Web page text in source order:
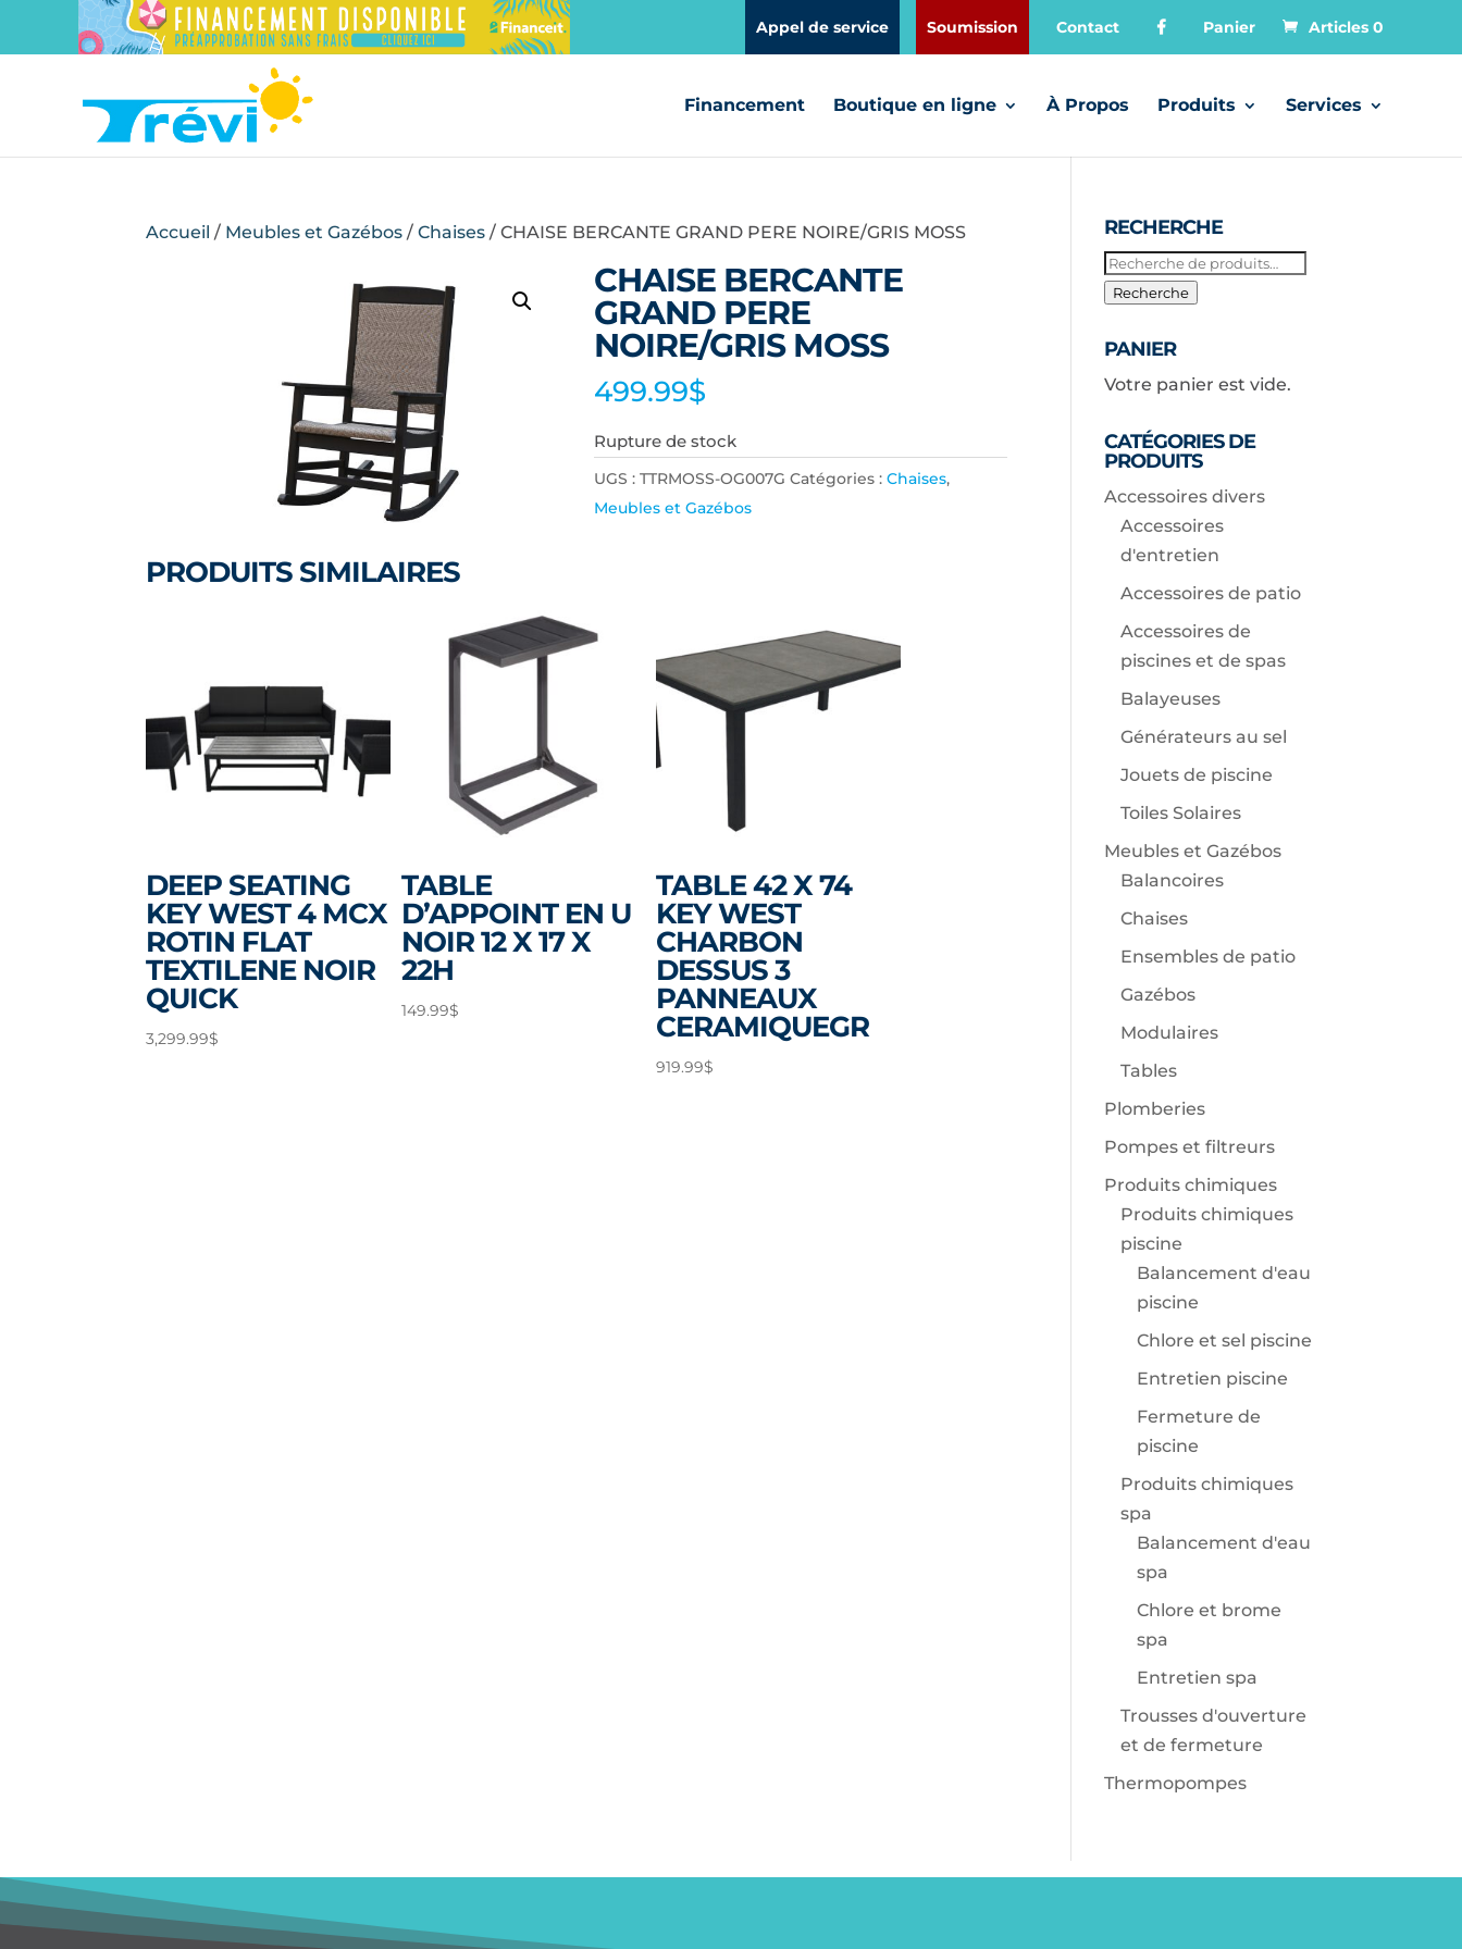
Appel de service Soumission Contact Panier Articles 0
Financement Boutique en ligne À Propos Produits Services
Accueil / Meubles et Gazébos /Chaises / CHAISE BERCANTE GRAND PERE NOIRE/GRIS MOSS
CHAISE BERCANTE
GRAND PERE
NOIRE/GRIS MOSS
499.99$
Rupture de stock
UGS :TTRMOSS-OG007G Catégories :Chaises,
Meubles et Gazébos
PRODUITS SIMILAIRES
DEEP SEATING
KEY WEST 4 MCX
ROTIN FLAT
TEXTILENE NOIR
QUICK
3,299.99$
TABLE
D’APPOINT EN U
NOIR 12 X 17 X
22H
149.99$
TABLE 42 X 74
KEY WEST
CHARBON
DESSUS 3
PANNEAUX
CERAMIQUEGR
919.99$
RECHERCHE
Recherche
pour :
Recherche
PANIER
Votre panier est vide.
CATÉGORIES DE
PRODUITS
Accessoires divers
Accessoires
d'entretien
Accessoires de patio
Accessoires de
piscines et de spas
Balayeuses
Générateurs au sel
Jouets de piscine
Toiles Solaires
Meubles et Gazébos
Balancoires
Chaises
Ensembles de patio
Gazébos
Modulaires
Tables
Plomberies
Pompes et filtreurs
Produits chimiques
Produits chimiques
piscine
Balancement d'eau
piscine
Chlore et sel piscine
Entretien piscine
Fermeture de
piscine
Produits chimiques
spa
Balancement d'eau
spa
Chlore et brome
spa
Entretien spa
Trousses d'ouverture
et de fermeture
Thermopompes